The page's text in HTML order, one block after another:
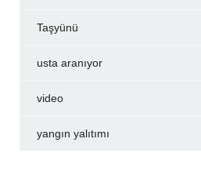
Taşyünü
usta aranıyor
video
yangın yalıtımı